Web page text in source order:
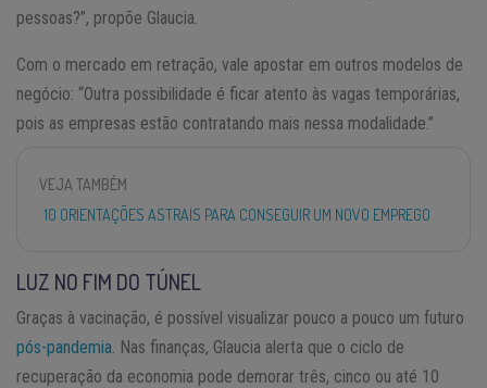
pessoas?”, propõe Glaucia.
Com o mercado em retração, vale apostar em outros modelos de
negócio: “Outra possibilidade é ficar atento às vagas temporárias,
pois as empresas estão contratando mais nessa modalidade.”
VEJA TAMBÉM
10 ORIENTAÇÕES ASTRAIS PARA CONSEGUIR UM NOVO EMPREGO
LUZ NO FIM DO TÚNEL
Graças à vacinação, é possível visualizar pouco a pouco um futuro
pós-pandemia . Nas finanças, Glaucia alerta que o ciclo de
recuperação da economia pode demorar três, cinco ou até 10